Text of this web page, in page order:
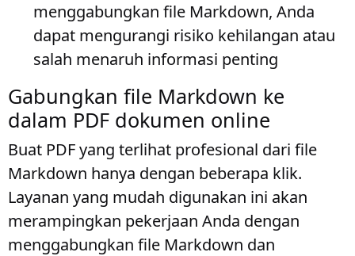
menggabungkan file Markdown, Anda
dapat mengurangi risiko kehilangan atau
salah menaruh informasi penting
Gabungkan file Markdown ke
dalam PDF dokumen online
Buat PDF yang terlihat profesional dari file
Markdown hanya dengan beberapa klik.
Layanan yang mudah digunakan ini akan
merampingkan pekerjaan Anda dengan
menggabungkan file Markdown dan